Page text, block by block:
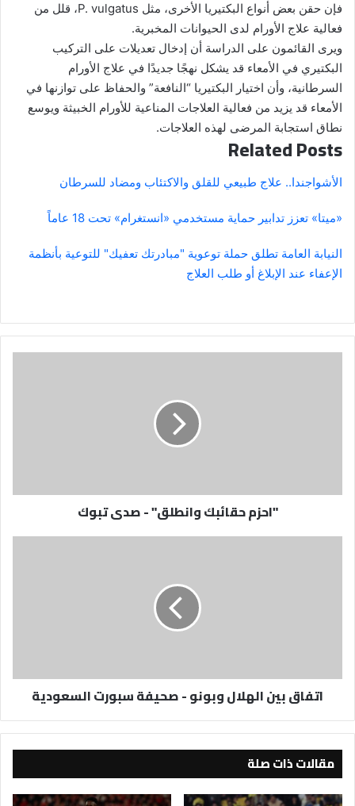
فإن حقن بعض أنواع البكتيريا الأخرى، مثل P. vulgatus، قلل من
فعالية علاج الأورام لدى الحيوانات المخبرية.
ويرى القائمون على الدراسة أن إدخال تعديلات على التركيب
البكتيري في الأمعاء قد يشكل نهجًا جديدًا في علاج الأورام
السرطانية، وأن اختيار البكتيريا “النافعة” والحفاظ على توازنها في
الأمعاء قد يزيد من فعالية العلاجات المناعية للأورام الخبيثة ويوسع
نطاق استجابة المرضى لهذه العلاجات.
Related Posts
الأشواجندا.. علاج طبيعي للقلق والاكتئاب ومضاد للسرطان
«ميتا» تعزز تدابير حماية مستخدمي «انستغرام» تحت 18 عاماً
النيابة العامة تطلق حملة توعوية "مبادرتك تعفيك" للتوعية بأنظمة
الإعفاء عند الإبلاغ أو طلب العلاج
"احزم حقائبك وانطلق" - صدى تبوك
اتفاق بين الهلال وبونو - صحيفة سبورت السعودية
مقالات ذات صلة